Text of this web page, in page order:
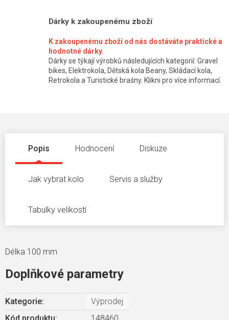
Dárky k zakoupenému zboží
K zakoupenému zboží od nás dostáváte praktické a
hodnotné dárky.
Dárky se týkají výrobků následujících kategorií: Gravel
bikes, Elektrokola, Dětská kola Beany, Skládací kola,
Retrokola a Turistické brašny. Klikni pro více informací.
Popis Hodnocení Diskuze
Jak vybrat kolo Servis a služby
Tabulky velikostí
Délka 100 mm
Doplňkové parametry
Kategorie:
Výprodej